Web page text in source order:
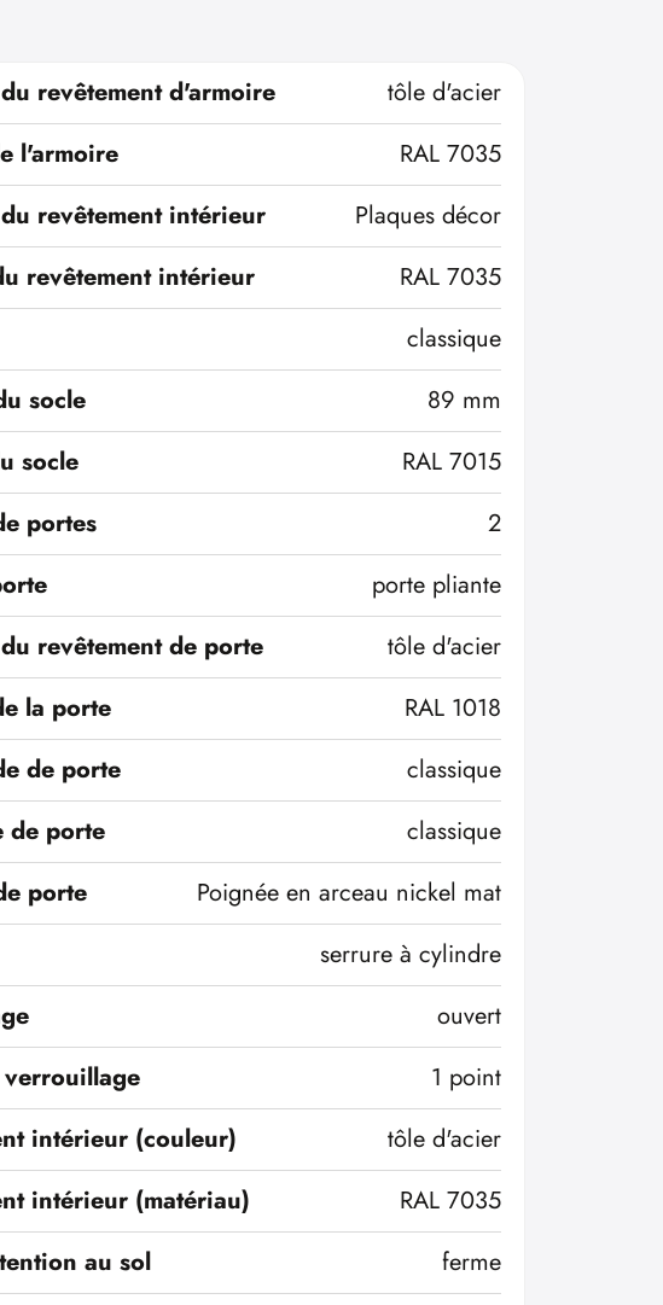
revêtement d'armoire
tôle d'acier
l'armoire
RAL 7035
revêtement intérieur
Plaques décor
revêtement intérieur
RAL 7035
classique
socle
89 mm
socle
RAL 7015
portes
2
porte pliante
revêtement de porte
tôle d'acier
la porte
RAL 1018
de porte
classique
de porte
classique
porte
Poignée en arceau nickel mat
serrure à cylindre
ouvert
1 point
intérieur (couleur)
tôle d'acier
intérieur (matériau)
RAL 7035
au sol
ferme